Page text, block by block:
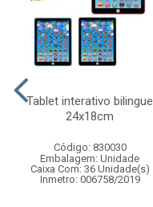
Tablet interativo bilingue
24x18cm
Código: 830030
Embalagem: Unidade
Caixa Com: 36 Unidade(s)
Inmetro: 006758/2019